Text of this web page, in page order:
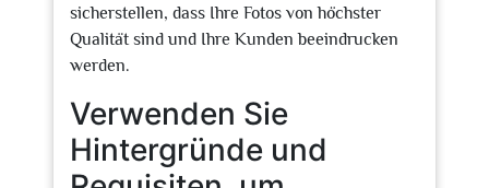
sicherstellen, dass Ihre Fotos von höchster
Qualität sind und Ihre Kunden beeindrucken
werden.
Verwenden Sie
Hintergründe und